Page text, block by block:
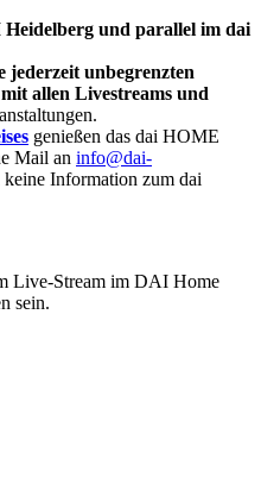
und parallel im dai
jederzeit unbegrenzten
mit allen Livestreams und
genießen das dai HOME
Mail an info@dai-
Information zum dai
Live-Stream im DAI Home
sein.